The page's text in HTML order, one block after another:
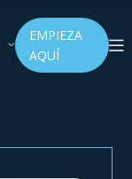
EMPIEZA
AQUÍ